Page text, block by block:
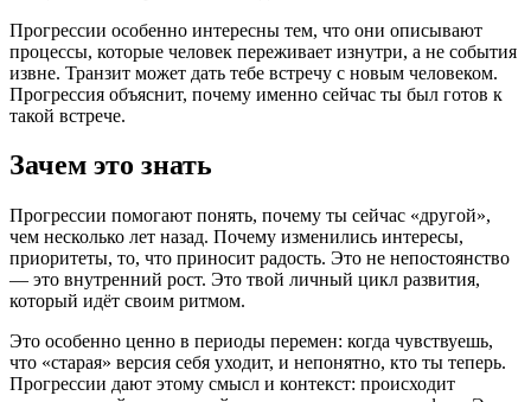
Прогрессии особенно интересны тем, что они описывают
процессы, которые человек переживает изнутри, а не события
извне. Транзит может дать тебе встречу с новым человеком.
Прогрессия объяснит, почему именно сейчас ты был готов к
такой встрече.
Зачем это знать
Прогрессии помогают понять, почему ты сейчас «другой»,
чем несколько лет назад. Почему изменились интересы,
приоритеты, то, что приносит радость. Это не непостоянство
— это внутренний рост. Это твой личный цикл развития,
который идёт своим ритмом.
Это особенно ценно в периоды перемен: когда чувствуешь,
что «старая» версия себя уходит, и непонятно, кто ты теперь.
Прогрессии дают этому смысл и контекст: происходит